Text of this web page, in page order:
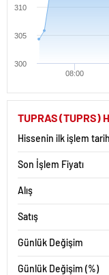
08:00
300
305
310
TUPRAS (TUPRS)
Hissenin ilk işlem
Son İşlem Fiyatı
Alış
Satış
Günlük Değişim
Günlük Değişim (%)